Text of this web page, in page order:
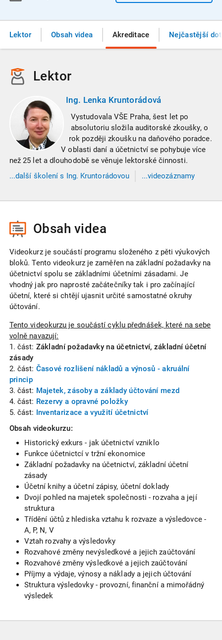
Lektor Obsah videa Akreditace Nejčastější
Lektor
Ing. Lenka Kruntorádová
Vystudovala VŠE Praha, šest let po
absolutoriu složila auditorské zkoušky, o
rok později zkoušku na daňového poradce.
V oblasti daní a účetnictví se pohybuje více
než 25 let a dlouhodobě se věnuje lektorské činnosti.
...další školení s Ing. Kruntorádovou
...videozáznamy
Obsah videa
Videokurz je součástí programu složeného z pěti výukových
bloků. Tento videokurz je zaměřen na základní požadavky na
účetnictví spolu se základními účetními zásadami. Je
vhodný jak pro naprosté začátečníky tak i pro začínající
účetní, které si chtějí ujasnit určité samostatné okruhy
účtování.
Tento videokurzu je součástí cyklu přednášek, které na sebe
volně navazují:
1. část: Základní požadavky na účetnictví, základní účetní
zásady
2. část: Časové rozlišení nákladů a výnosů - akruální
princip
3. část: Majetek, zásoby a základy účtování mezd
4. část: Rezervy a opravné položky
5. část: Inventarizace a využití účetnictví
Obsah videokurzu:
Historický exkurs - jak účetnictví vzniklo
Funkce účetnictcí v tržní ekonomice
Základní požadavky na účetnictví, základní účetní
zásady
Účetní knihy a účetní zápisy, účetní doklady
Dvojí pohled na majetek společnosti - rozvaha a její
struktura
Třídění účtů z hlediska vztahu k rozvaze a výsledovce -
A, P, N, V
Vztah rozvahy a výsledovky
Rozvahové změny nevýsledkové a jejich zaúčtování
Rozvahové změny výsledkové a jejich zaúčtování
Příjmy a výdaje, výnosy a náklady a jejich účtování
Struktura výsledovky - provozní, finanční a mimořádný
výsledek